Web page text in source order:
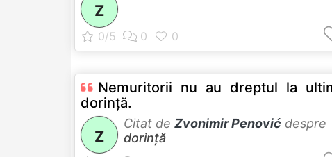
Z
Nemuritorii nu au dreptul la
dorinţă.
Z
Citat de Zvonimir Penović despre
dorință